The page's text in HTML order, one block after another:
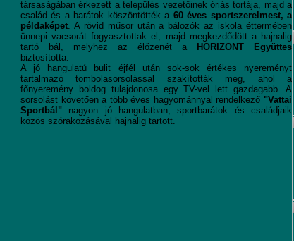
társaságában érkezett a település vezetőinek óriás tortája, majd a
család és a barátok köszöntötték a 60 éves sportszerelmest, a
példaképet. A rövid műsor után a bálozók az iskola éttermében
ünnepi vacsorát fogyasztottak el, majd megkezdődött a hajnalig
tartó bál, melyhez az élőzenét a
HORIZONT Együttes
biztosította.
A jó hangulatú bulit éjfél után sok-sok értékes nyereményt
tartalmazó tombolasorsolással szakították meg, ahol a
főnyeremény boldog tulajdonosa egy TV-vel lett gazdagabb. A
sorsolást követően a több éves hagyománnyal rendelkező "Vattai
Sportbál" nagyon jó hangulatban, sportbarátok és családjaik
közös szórakozásával hajnalig tartott.